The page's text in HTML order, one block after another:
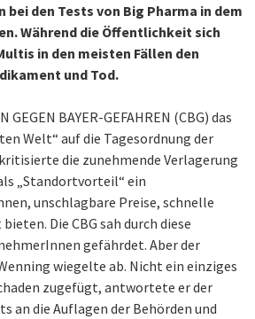
bei den Tests von Big Pharma in dem
Während die Öffentlichkeit sich
in den meisten Fällen den
und Tod.
BAYER-GEFAHREN (CBG) das
Welt“ auf die Tagesordnung der
die zunehmende Verlagerung
„Standortvorteil“ ein
unschlagbare Preise, schnelle
Die CBG sah durch diese
gefährdet. Aber der
wiegelte ab. Nicht ein einziges
zugefügt, antwortete er der
an die Auflagen der Behörden und